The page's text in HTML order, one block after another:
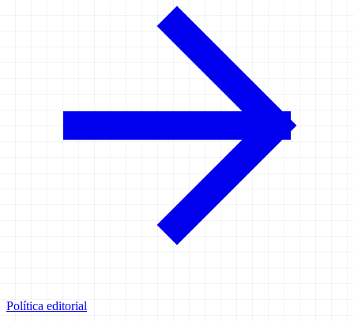
Política editorial